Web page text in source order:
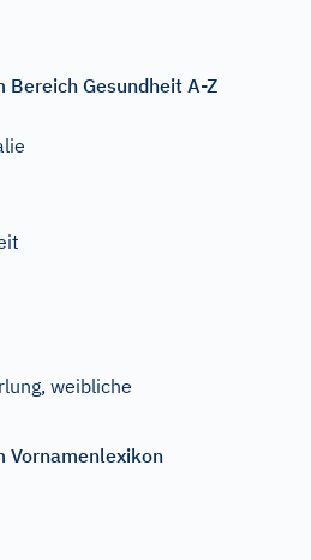
Gesundheit A-Z
weibliche
Vornamenlexikon